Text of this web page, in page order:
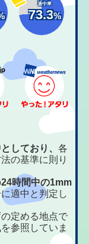
適中率
73.3%
しており、各
の基準に則り
24時間中の1mm
適中と判定し
定める地点で
参照していま